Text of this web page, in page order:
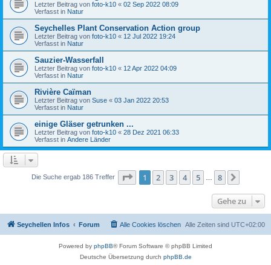
Letzter Beitrag von foto-k10 « 02 Sep 2022 08:09
Verfasst in Natur
Seychelles Plant Conservation Action group
Letzter Beitrag von foto-k10 « 12 Jul 2022 19:24
Verfasst in Natur
Sauzier-Wasserfall
Letzter Beitrag von foto-k10 « 12 Apr 2022 04:09
Verfasst in Natur
Rivière Caïman
Letzter Beitrag von Suse « 03 Jan 2022 20:53
Verfasst in Natur
einige Gläser getrunken ...
Letzter Beitrag von foto-k10 « 28 Dez 2021 06:33
Verfasst in Andere Länder
Die Suche ergab 186 Treffer Seite 1von
1 2 3 4 5 8
Gehe zu
Seychellen Infos Forum Alle Zeiten sind UTC+02:00
Alle Cookies löschen
Powered by phpBB® Forum Software © phpBB Limited
Deutsche Übersetzung durch phpBB.de